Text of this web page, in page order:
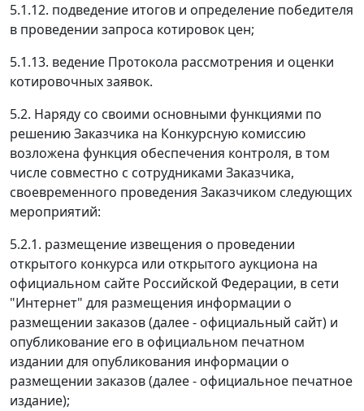
5.1.12. подведение итогов и определение победителя
в проведении запроса котировок цен;
5.1.13. ведение Протокола рассмотрения и оценки
котировочных заявок.
5.2. Наряду со своими основными функциями по
решению Заказчика на Конкурсную комиссию
возложена функция обеспечения контроля, в том
числе совместно с сотрудниками Заказчика,
своевременного проведения Заказчиком следующих
мероприятий:
5.2.1. размещение извещения о проведении
открытого конкурса или открытого аукциона на
официальном сайте Российской Федерации, в сети
"Интернет" для размещения информации о
размещении заказов (далее - официальный сайт) и
опубликование его в официальном печатном
издании для опубликования информации о
размещении заказов (далее - официальное печатное
издание);